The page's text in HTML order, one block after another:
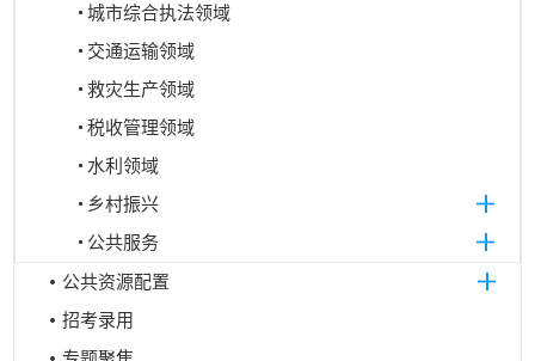
城市综合执法领域
交通运输领域
救灾生产领域
税收管理领域
水利领域
乡村振兴
公共服务
公共资源配置
招考录用